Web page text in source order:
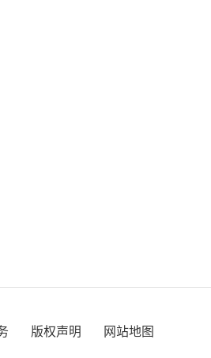
版权声明 网站地图